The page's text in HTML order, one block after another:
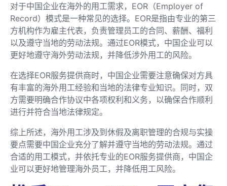
对于中国企业在海外的用工需求，EOR（Employer of
Record）模式是一种常见的选择。EOR是指由专业的第三
方机构作为雇主代表，负责管理员工的合同、薪酬、福利
以及遵守当地的劳动法规。通过EOR模式，中国企业可以
更好地遵守海外劳动法规，并降低涉外用工的风险。
在选择EOR服务提供商时，中国企业需要注意确保对方具
有丰富的海外用工经验和当地的法律专业知识。同时，双
方需要明确合作协议中各项权利和义务，以确保合作顺利
进行并符合当地法律规定。
综上所述，海外用工涉及到休假及离职管理的合规与实操
要点需要中国企业充分了解并遵守当地的劳动法规。通过
合适的用工模式，并依托专业的EOR服务提供商，中国企
业可以更好地管理海外员工，并降低用工风险。